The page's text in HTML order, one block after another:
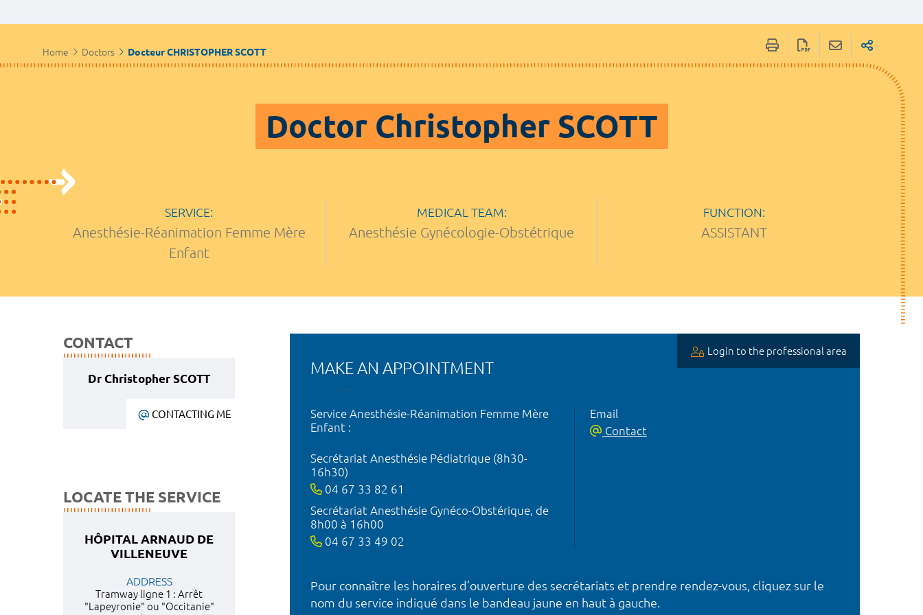
Home Doctors Docteur CHRISTOPHER SCOTT
Doctor Christopher SCOTT
SERVICE:
Anesthésie-Réanimation Femme Mère
Enfant
MEDICAL TEAM:
Anesthésie Gynécologie-Obstétrique
FUNCTION:
ASSISTANT
CONTACT
Dr Christopher SCOTT
CONTACTING ME
LOCATE THE SERVICE
HÔPITAL ARNAUD DE
VILLENEUVE
ADDRESS
Tramway ligne 1 : Arrêt
"Lapeyronie" ou "Occitanie"
MAKE AN APPOINTMENT
Login to the professional area
Service Anesthésie-Réanimation Femme Mère
Enfant :
Secrétariat Anesthésie Pédiatrique (8h30-
16h30)
04 67 33 82 61
Secrétariat Anesthésie Gynéco-Obstérique, de
8h00 à 16h00
04 67 33 49 02
Email
Contact
Pour connaître les horaires d’ouverture des secrétariats et prendre rendez-vous, cliquez sur le
nom du service indiqué dans le bandeau jaune en haut à gauche.